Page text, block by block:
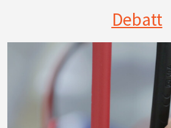
Debatt